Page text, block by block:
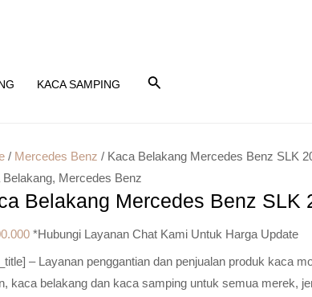
KACA SAMPING
/ Mercedes Benz / Kaca Belakang Mercedes Benz SLK
Belakang, Mercedes Benz
Belakang Mercedes Benz SLK
*Hubungi Layanan Chat Kami Untuk Harga Update
– Layanan penggantian dan penjualan produk kaca
kaca belakang dan kaca samping untuk semua merek,